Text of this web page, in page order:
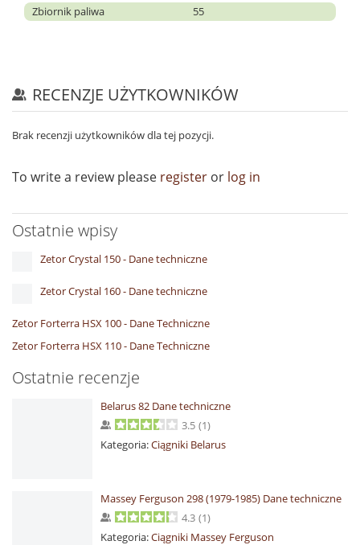
Zbiornik paliwa 55
RECENZJE UŻYTKOWNIKÓW
Brak recenzji użytkowników dla tej pozycji.
To write a review please register or log in
Ostatnie wpisy
Zetor Crystal 150 - Dane techniczne
Zetor Crystal 160 - Dane techniczne
Zetor Forterra HSX 100 - Dane Techniczne
Zetor Forterra HSX 110 - Dane Techniczne
Ostatnie recenzje
Belarus 82 Dane techniczne
3.5 (1)
Kategoria:Ciągniki Belarus
Massey Ferguson 298 (1979-1985) Dane techniczne
4.3 (1)
Kategoria:Ciągniki Massey Ferguson